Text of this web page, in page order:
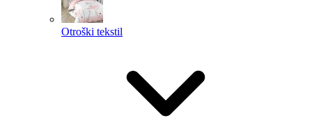
Otroški tekstil